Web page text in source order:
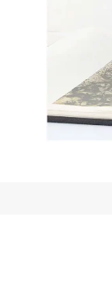
14
28
Jeu
Juil